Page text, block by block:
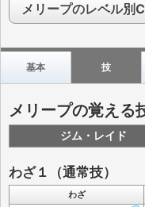
メリープのレベル別
基本 技
メリープの覚える
ジム・レイド
わざ１（通常技）
わざ